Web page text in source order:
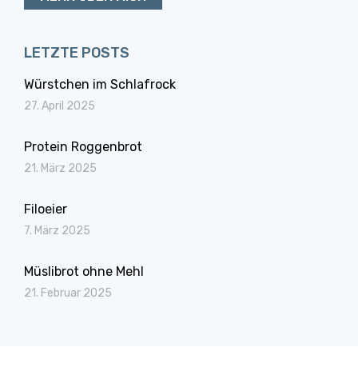
LETZTE POSTS
Würstchen im Schlafrock
27. April 2025
Protein Roggenbrot
21. März 2025
Filoeier
7. März 2025
Müslibrot ohne Mehl
21. Februar 2025